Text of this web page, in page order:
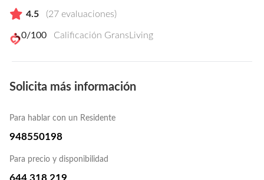
4.5 (27 evaluaciones)
0/100 Calificación GransLiving
Solicita más información
Para hablar con un Residente
948550198
Para precio y disponibilidad
644 318 219